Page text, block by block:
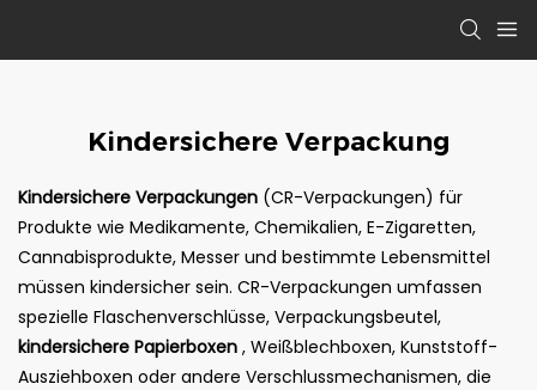
Kindersichere Verpackung
Kindersichere Verpackungen (CR-Verpackungen) für
Produkte wie Medikamente, Chemikalien, E-Zigaretten,
Cannabisprodukte, Messer und bestimmte Lebensmittel
müssen kindersicher sein. CR-Verpackungen umfassen
spezielle Flaschenverschlüsse, Verpackungsbeutel,
kindersichere Papierboxen , Weißblechboxen, Kunststoff-
Ausziehboxen oder andere Verschlussmechanismen, die